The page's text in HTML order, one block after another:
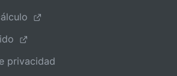
privacidad